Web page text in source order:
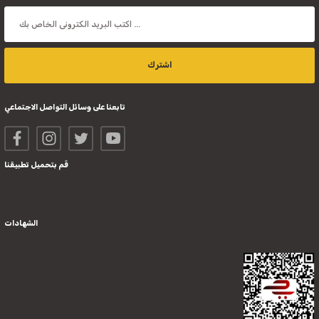
اشترك
تابعنا على وسائل التواصل الاجتماعي
قم بتحميل تطبيقنا
الشهادات